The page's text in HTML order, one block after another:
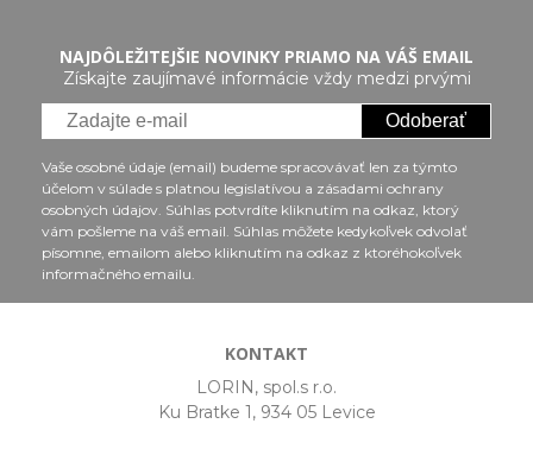
NAJDÔLEŽITEJŠIE NOVINKY PRIAMO NA VÁŠ EMAIL
Získajte zaujímavé informácie vždy medzi prvými
Odoberať
Vaše osobné údaje (email) budeme spracovávať len za týmto
účelom v súlade s platnou legislatívou a zásadami ochrany
osobných údajov. Súhlas potvrdíte kliknutím na odkaz, ktorý
vám pošleme na váš email. Súhlas môžete kedykoľvek odvolať
písomne, emailom alebo kliknutím na odkaz z ktoréhokoľvek
informačného emailu.
KONTAKT
LORIN, spol.s r.o.
Ku Bratke 1, 934 05 Levice